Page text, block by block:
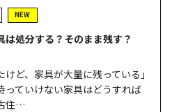
NEW
は処分する？そのまま残す？
けど、家具が大量に残っている」
っていけない家具はどうすれば
住…